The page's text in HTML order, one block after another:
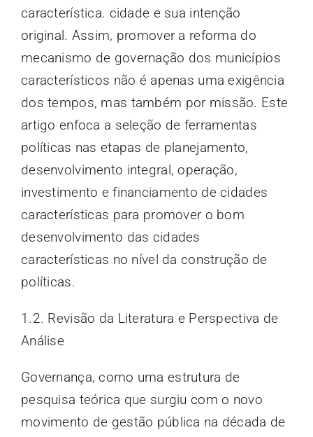
característica. cidade e sua intenção
original. Assim, promover a reforma do
mecanismo de governação dos municípios
característicos não é apenas uma exigência
dos tempos, mas também por missão. Este
artigo enfoca a seleção de ferramentas
políticas nas etapas de planejamento,
desenvolvimento integral, operação,
investimento e financiamento de cidades
características para promover o bom
desenvolvimento das cidades
características no nível da construção de
políticas.
1.2. Revisão da Literatura e Perspectiva de
Análise
Governança, como uma estrutura de
pesquisa teórica que surgiu com o novo
movimento de gestão pública na década de